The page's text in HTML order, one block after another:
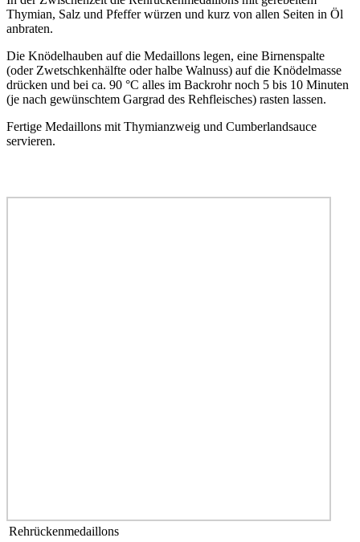
Thymian, Salz und Pfeffer würzen und kurz von allen Seiten in Öl
anbraten.
Die Knödelhauben auf die Medaillons legen, eine Birnenspalte
(oder Zwetschkenhälfte oder halbe Walnuss) auf die Knödelmasse
drücken und bei ca. 90 °C alles im Backrohr noch 5 bis 10 Minuten
(je nach gewünschtem Gargrad des Rehfleisches) rasten lassen.
Fertige Medaillons mit Thymianzweig und Cumberlandsauce
servieren.
Rehrückenmedaillons